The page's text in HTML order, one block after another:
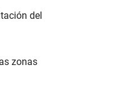
del
zonas